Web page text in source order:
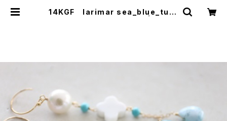
14KGF larimar sea_blue_turq